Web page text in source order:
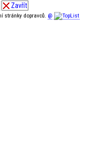
Zavřít
stránky dopravců. @